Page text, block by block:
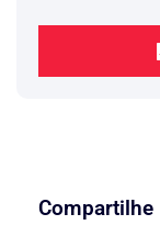
Compartilhe